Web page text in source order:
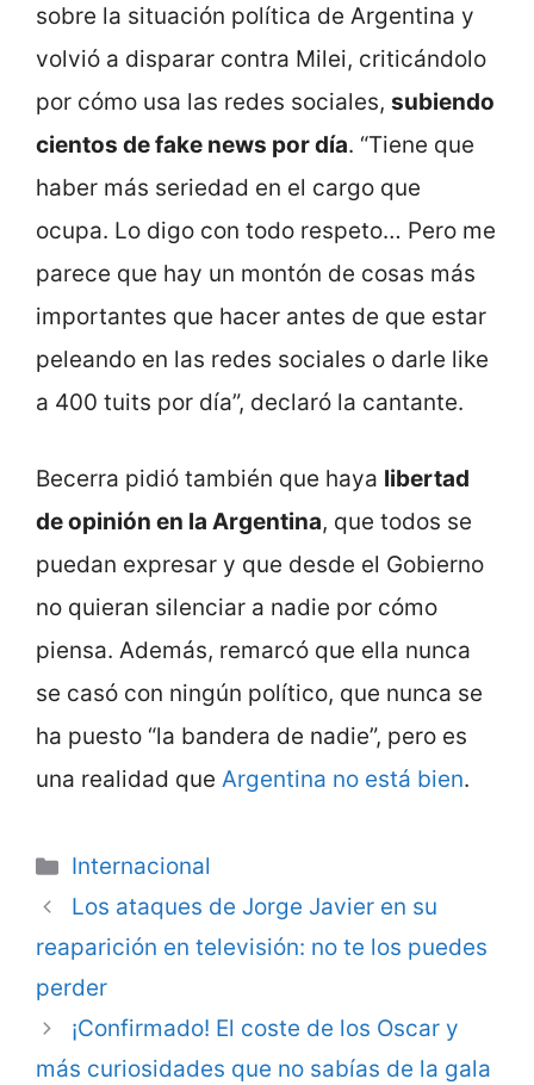
sobre la situación política de Argentina y
volvió a disparar contra Milei, criticándolo
por cómo usa las redes sociales, subiendo
cientos de fake news por día. “Tiene que
haber más seriedad en el cargo que
ocupa. Lo digo con todo respeto… Pero me
parece que hay un montón de cosas más
importantes que hacer antes de que estar
peleando en las redes sociales o darle like
a 400 tuits por día”, declaró la cantante.
Becerra pidió también que haya libertad
de opinión en la Argentina, que todos se
puedan expresar y que desde el Gobierno
no quieran silenciar a nadie por cómo
piensa. Además, remarcó que ella nunca
se casó con ningún político, que nunca se
ha puesto “la bandera de nadie”, pero es
una realidad que Argentina no está bien.
Categorie
Internacional
Los ataques de Jorge Javier en su
reaparición en televisión: no te los puedes
perder
¡Confirmado! El coste de los Oscar y
más curiosidades que no sabías de la gala